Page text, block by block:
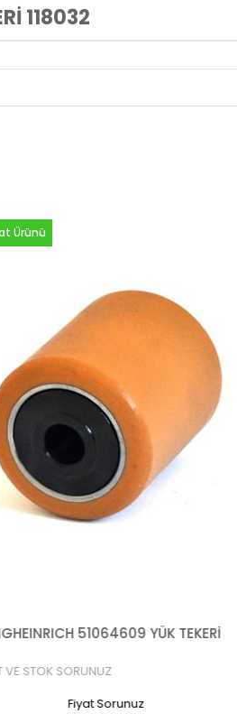
118032
51064609 YÜK TEKERİ
VE STOK SORUNUZ
Ürünü
Fiyat Sorunuz